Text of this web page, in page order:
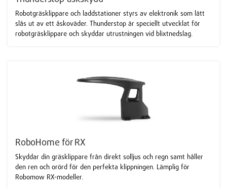
Robotgräsklippare och laddstationer styrs av elektronik som lätt
slås ut av ett åskoväder. Thunderstop är speciellt utvecklat för
robotgräsklippare och skyddar utrustningen vid blixtnedslag.
RoboHome för RX
Skyddar din gräsklippare från direkt solljus och regn samt håller
den ren och orörd för den perfekta klippningen. Lämplig för
Robomow RX-modeller.